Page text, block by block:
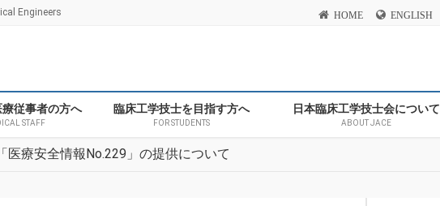
Engineers HOME ENGLISH
従事者の方へ
STAFF
臨床工学技士を目指す方へ
FOR STUDENTS
日本臨床工学技士会について
ABOUT JACE
医療安全情報No.229」の提供について